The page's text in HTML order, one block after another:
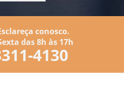
conosco.
das 8h às 17h
4130